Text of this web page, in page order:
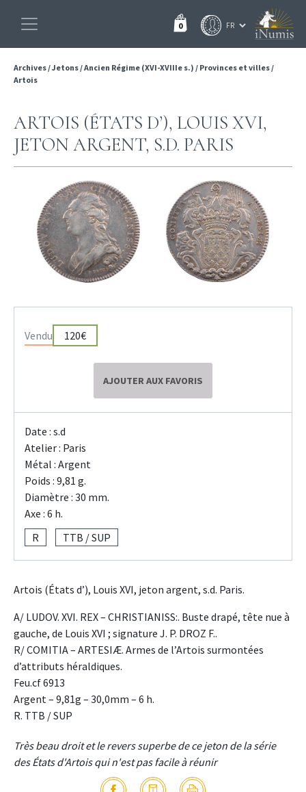
0
Archives/Jetons/Ancien Régime (XVI-XVIIIe s.) / Provinces et villes/
Artois
ARTOIS (ÉTATS D’), LOUIS XVI,
JETON ARGENT, S.D. PARIS
Vendu 120€
AJOUTER AUX FAVORIS
Date : s.d
Atelier : Paris
Métal : Argent
Poids : 9,81 g.
Diamètre : 30 mm.
Axe : 6 h.
R
TTB / SUP
Artois (États d’), Louis XVI, jeton argent, s.d. Paris.
A/ LUDOV. XVI. REX – CHRISTIANISS:. Buste drapé, tête nue à
gauche, de Louis XVI ; signature J. P. DROZ F..
R/ COMITIA – ARTESIÆ. Armes de l’Artois surmontées
d’attributs héraldiques.
Feu.cf 6913
Argent – 9,81g – 30,0mm – 6 h.
R. TTB / SUP
Très beau droit et le revers superbe de ce jeton de la série
des États d'Artois qui n'est pas facile à réunir